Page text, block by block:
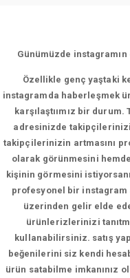
Günümüzde
Özellikle genç yaştaki
instagramda haberleşmek
karşılaştıımız bir
adresinizde
takipçilerinizin artmasını
olarak görünmesini
kişinin görmesini
profesyonel bir
üzerinden gelir elde
ürünlerizlerinizi
kullanabilirsiniz. satış
beğenilerini siz kendi
ürün satabilme imkanınız